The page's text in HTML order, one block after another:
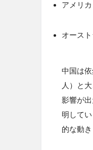
アメリ
オース
中国は
人）と
影響が
明して
的な動き